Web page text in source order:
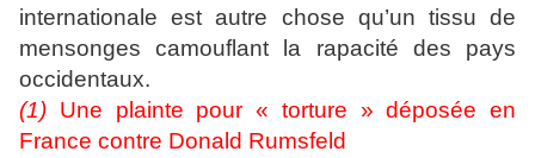
internationale est autre chose qu’un tissu de
mensonges camouflant la rapacité des pays
occidentaux.
(1) Une plainte pour « torture » déposée en
France contre Donald Rumsfeld